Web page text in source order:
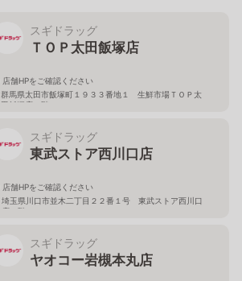
スギドラッグ
ＴＯＰ太田飯塚店
店舗HPをご確認ください
群馬県太田市飯塚町１９３３番地１ 生鮮市場ＴＯＰ太
田飯塚店１階
スギドラッグ
東武ストア西川口店
店舗HPをご確認ください
埼玉県川口市並木二丁目２２番１号 東武ストア西川口
店２階
スギドラッグ
ヤオコー岩槻本丸店